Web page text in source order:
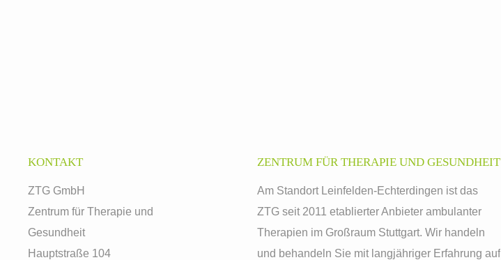
KONTAKT
ZTG GmbH
Zentrum für Therapie und
Gesundheit
Hauptstraße 104
ZENTRUM FÜR THERAPIE UND GESUNDHEIT
Am Standort Leinfelden-Echterdingen ist das
ZTG seit 2011 etablierter Anbieter ambulanter
Therapien im Großraum Stuttgart. Wir handeln
und behandeln Sie mit langjähriger Erfahrung auf